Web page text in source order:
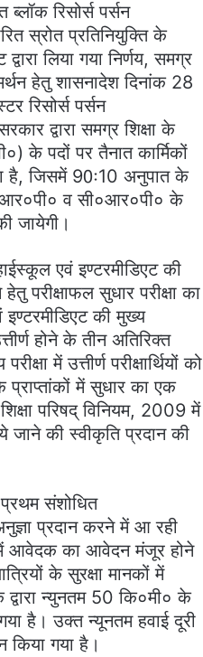
रिसोर्स पर्सन
स्रोत प्रतिनियुक्ति के
लिया गया निर्णय, समग्र
हेतु शासनादेश दिनांक 28
रिसोर्स पर्सन
द्वारा समग्र शिक्षा के
के पदों पर तैनात कार्मिकों
है, जिसमें 90ः10 अनुपात के
व सी०आर०पी० के
जायेगी।
एवं इण्टरमीडिएट की
परीक्षाफल सुधार परीक्षा का
इण्टरमीडिएट की मुख्य
होने के तीन अतिरिक्त
में उत्तीर्ण परीक्षार्थियों को
में सुधार का एक
परिषद् विनियम, 2009 में
जाने की स्वीकृति प्रदान की
प्रथम संशोधित
प्रदान करने में आ रही
आवेदक का आवेदन मंजूर होने
के सुरक्षा मानकों में
न्युनतम 50 कि०मी० के
है। उक्त न्यूनतम हवाई दूरी
गया है।